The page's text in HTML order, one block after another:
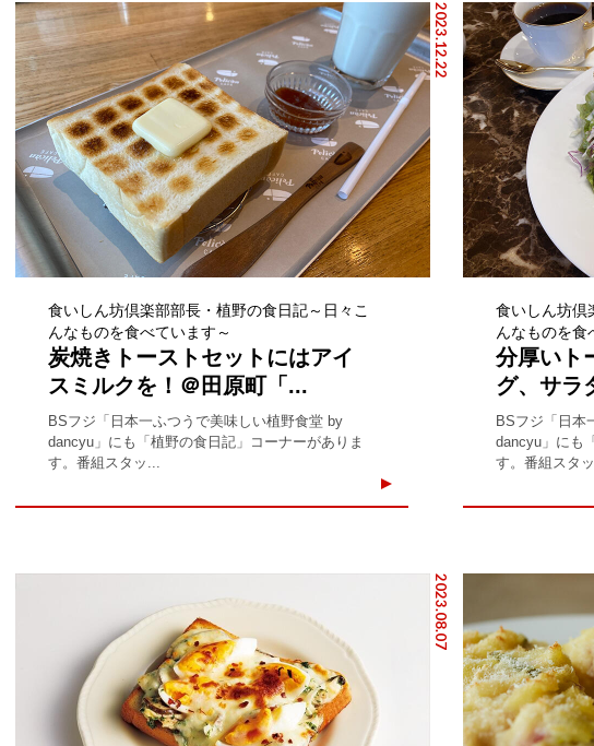
2023.12.22
食いしん坊倶楽部部長・植野の食日記～日々こ
んなものを食べています～
炭焼きトーストセットにはアイ
スミルクを！＠田原町「...
BSフジ「日本一ふつうで美味しい植野食堂 by
dancyu」にも「植野の食日記」コーナーがありま
す。番組スタッ...
食いしん坊倶
んなものを食
分厚いト
グ、サラ
BSフジ「日本
dancyu」にも
す。番組スタ
2023.08.07